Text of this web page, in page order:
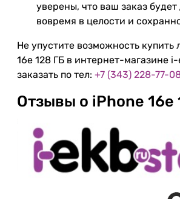
уверены, что ваш заказ будет
вовремя в целости и
Не упустите возможность купить
16e 128 ГБ в интернет-магазине
заказать по тел: +7 (343) 228-77-
Отзывы о iPhone 16e